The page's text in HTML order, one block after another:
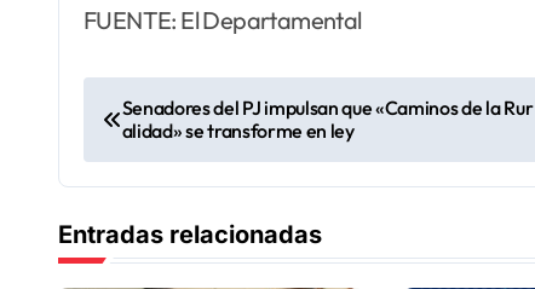
FUENTE: El Departamental
N
a
v
e
Senadores del PJ impulsan que «Caminos de la Rur
alidad» se transforme en ley
Entradas relacionadas